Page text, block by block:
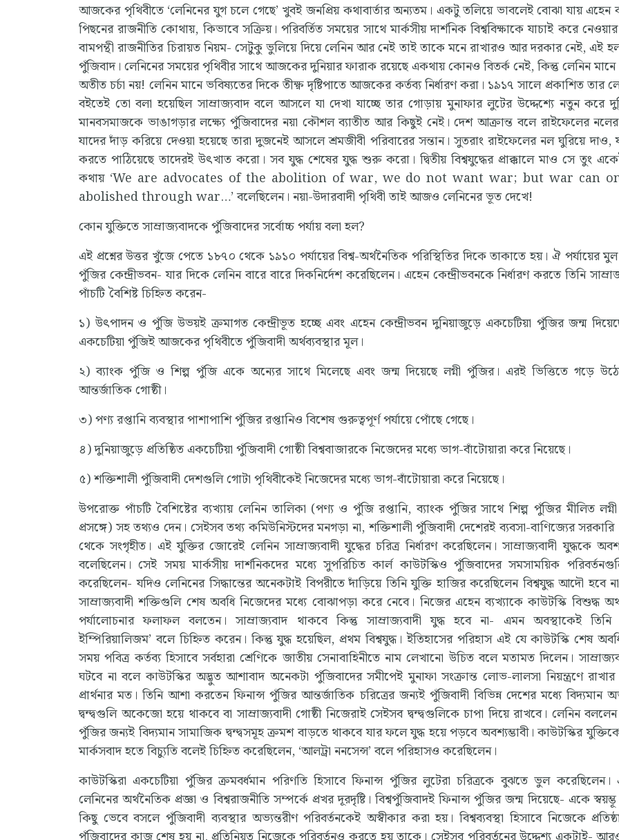
আজকের পৃথিবীতে ‘লেনিনের যুগ চলে গেছে’ খুবই জনপ্রিয় কথাবার্তার অন্যতম। একটু তলিয়ে ভাবলেই বোঝা যায় এহেন
পিছনের রাজনীতি কোথায়, কিভাবে সক্রিয়। পরিবর্তিত সময়ের সাথে মার্কসীয় দার্শনিক বিশ্ববিক্ষাকে যাচাই করে
বামপন্থী রাজনীতির চিরায়ত নিয়ম- সেটুকু ভুলিয়ে দিয়ে লেনিন আর নেই তাই তাকে মনে রাখারও আর দরকার নেই, এই হল
পুঁজিবাদ। লেনিনের সময়ের পৃথিবীর সাথে আজকের দুনিয়ার ফারাক রয়েছে একথায় কোনও বিতর্ক নেই, কিন্তু লেনিন
অতীত চর্চা নয়! লেনিন মানে ভবিষ্যতের দিকে তীক্ষ্ণ দৃষ্টিপাতে আজকের কর্তব্য নির্ধারণ করা। ১৯১৭ সালে প্রকাশিত তার
বইতেই তো বলা হয়েছিল সাম্রাজ্যবাদ বলে আসলে যা দেখা যাচ্ছে তার গোড়ায় মুনাফার লুটের উদ্দেশ্যে নতুন করে
মানবসমাজকে ভাঙাগড়ার লক্ষ্যে পুঁজিবাদের নয়া কৌশল ব্যাতীত আর কিছুই নেই। দেশ আক্রান্ত বলে রাইফেলের
যাদের দাঁড় করিয়ে দেওয়া হয়েছে তারা দুজনেই আসলে শ্রমজীবী পরিবারের সন্তান। সুতরাং রাইফেলের নল ঘুরিয়ে দাও,
করতে পাঠিয়েছে তাদেরই উৎখাত করো। সব যুদ্ধ শেষের যুদ্ধ শুরু করো। দ্বিতীয় বিশ্বযুদ্ধের প্রাক্কালে মাও সে তুং
কথায় ‘We are advocates of the abolition of war, we do not want war; but war can
abolished through war…’ বলেছিলেন। নয়া-উদারবাদী পৃথিবী তাই আজও লেনিনের ভূত দেখে!
কোন যুক্তিতে সাম্রাজ্যবাদকে পুঁজিবাদের সর্বোচ্চ পর্যায় বলা হল?
এই প্রশ্নের উত্তর খুঁজে পেতে ১৮৭০ থেকে ১৯১০ পর্যায়ের বিশ্ব-অর্থনৈতিক পরিস্থিতির দিকে তাকাতে হয়। ঐ পর্যায়ের মুল
পুঁজির কেন্দ্রীভবন- যার দিকে লেনিন বারে বারে দিকনির্দেশ করেছিলেন। এহেন কেন্দ্রীভবনকে নির্ধারণ করতে তিনি
পাঁচটি বৈশিষ্ট চিহ্নিত করেন-
১) উৎপাদন ও পুঁজি উভয়ই ক্রমাগত কেন্দ্রীভূত হচ্ছে এবং এহেন কেন্দ্রীভবন দুনিয়াজুড়ে একচেটিয়া পুঁজির জন্ম
একচেটিয়া পুঁজিই আজকের পৃথিবীতে পুঁজিবাদী অর্থব্যবস্থার মূল।
২) ব্যাংক পুঁজি ও শিল্প পুঁজি একে অন্যের সাথে মিলেছে এবং জন্ম দিয়েছে লগ্নী পুঁজির। এরই ভিত্তিতে গড়ে
আন্তর্জাতিক গোষ্ঠী।
৩) পণ্য রপ্তানি ব্যবস্থার পাশাপাশি পুঁজির রপ্তানিও বিশেষ গুরুত্বপূর্ণ পর্যায়ে পোঁছে গেছে।
৪) দুনিয়াজুড়ে প্রতিষ্ঠিত একচেটিয়া পুঁজিবাদী গোষ্ঠী বিশ্ববাজারকে নিজেদের মধ্যে ভাগ-বাঁটোয়ারা করে নিয়েছে।
৫) শক্তিশালী পুঁজিবাদী দেশগুলি গোটা পৃথিবীকেই নিজেদের মধ্যে ভাগ-বাঁটোয়ারা করে নিয়েছে।
উপরোক্ত পাঁচটি বৈশিষ্টের ব্যখ্যায় লেনিন তালিকা (পণ্য ও পুঁজি রপ্তানি, ব্যাংক পুঁজির সাথে শিল্প পুঁজির মীলিত লগ্নী
প্রসঙ্গে) সহ তথ্যও দেন। সেইসব তথ্য কমিউনিস্টদের মনগড়া না, শক্তিশালী পুঁজিবাদী দেশেরই ব্যবসা-বাণিজ্যের সরকারি
থেকে সংগৃহীত। এই যুক্তির জোরেই লেনিন সাম্রাজ্যবাদী যুদ্ধের চরিত্র নির্ধারণ করেছিলেন। সাম্রাজ্যবাদী যুদ্ধকে
বলেছিলেন। সেই সময় মার্কসীয় দার্শনিকদের মধ্যে সুপরিচিত কার্ল কাউটস্কিও পুঁজিবাদের সমসাময়িক
করেছিলেন- যদিও লেনিনের সিদ্ধান্তের অনেকটাই বিপরীতে দাঁড়িয়ে তিনি যুক্তি হাজির করেছিলেন বিশ্বযুদ্ধ আদৌ হবে
সাম্রাজ্যবাদী শক্তিগুলি শেষ অবধি নিজেদের মধ্যে বোঝাপড়া করে নেবে। নিজের এহেন ব্যখ্যাকে কাউটস্কি বিশুদ্ধ
পর্যালোচনার ফলাফল বলতেন। সাম্রাজ্যবাদ থাকবে কিন্তু সাম্রাজ্যবাদী যুদ্ধ হবে না- এমন অবস্থাকেই তিনি
ইম্পিরিয়ালিজম’ বলে চিহ্নিত করেন। কিন্তু যুদ্ধ হয়েছিল, প্রথম বিশ্বযুদ্ধ। ইতিহাসের পরিহাস এই যে কাউটস্কি শেষ
সময় পবিত্র কর্তব্য হিসাবে সর্বহারা শ্রেণিকে জাতীয় সেনাবাহিনীতে নাম লেখানো উচিত বলে মতামত দিলেন।
ঘটবে না বলে কাউটস্কির অদ্ভুত আশাবাদ অনেকটা পুঁজিবাদের সমীপেই মুনাফা সংক্রান্ত লোভ-লালসা নিয়ন্ত্রণে রাখার
প্রার্থনার মত। তিনি আশা করতেন ফিনান্স পুঁজির আন্তর্জাতিক চরিত্রের জন্যই পুঁজিবাদী বিভিন্ন দেশের মধ্যে বিদ্যমান
দ্বন্দ্বগুলি অকেজো হয়ে থাকবে বা সাম্রাজ্যবাদী গোষ্ঠী নিজেরাই সেইসব দ্বন্দ্বগুলিকে চাপা দিয়ে রাখবে। লেনিন
পুঁজির জন্যই বিদ্যমান সামাজিক দ্বন্দ্বসমূহ ক্রমশ বাড়তে থাকবে যার ফলে যুদ্ধ হয়ে পড়বে অবশ্যম্ভাবী। কাউটস্কির
মার্কসবাদ হতে বিচ্যুতি বলেই চিহ্নিত করেছিলেন, ‘আলট্রা ননসেন্স’ বলে পরিহাসও করেছিলেন।
কাউটস্কিরা একচেটিয়া পুঁজির ক্রমবর্ধমান পরিণতি হিসাবে ফিনান্স পুঁজির লুটেরা চরিত্রকে বুঝতে ভুল করেছিলেন।
লেনিনের অর্থনৈতিক প্রজ্ঞা ও বিশ্বরাজনীতি সম্পর্কে প্রখর দূরদৃষ্টি। বিশ্বপুঁজিবাদই ফিনান্স পুঁজির জন্ম দিয়েছে- একে
কিছু ভেবে বসলে পুঁজিবাদী ব্যবস্থার অভ্যন্তরীণ পরিবর্তনকেই অস্বীকার করা হয়। বিশ্বব্যবস্থা হিসাবে নিজেকে